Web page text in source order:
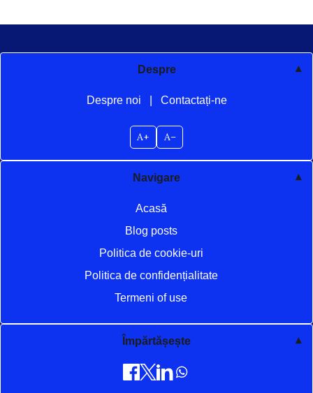
Despre
Despre noi Contactați-ne
A+ A–
Navigare
Acasă
Blog posts
Politica de cookie-uri
Politica de confidențialitate
Termeni of use
Împărtășește